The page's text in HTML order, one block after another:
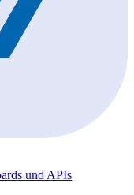
und APIs